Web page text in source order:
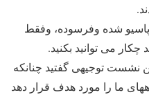
پاسیو شده وفرسوده، وفقط
می توانید بکنید.
نشست توجیهی گفتید چنانکه
ما را مورد هدف قرار دهد